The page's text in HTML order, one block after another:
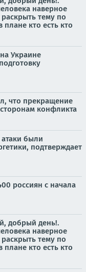
наверное
тему по
плане кто есть кто
Украине
что прекращение
конфликта
были
подтверждает
россиян с начала
добрый день!.
наверное
тему по
плане кто есть кто